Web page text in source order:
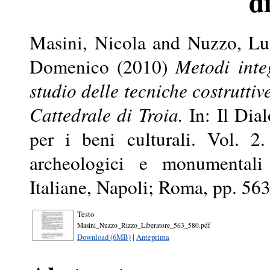
Masini, Nicolaand Nuzzo,
Domenico (2010)Metodi
studio delle tecniche
Cattedrale di Troia. In: Il
per i beni culturali. Vol.
archeologici e
Italiane, Napoli; Roma, pp.
Testo
Masini_Nuzzo_Rizzo_Liberatore_563_580.pdf
Download (6MB)| Anteprima